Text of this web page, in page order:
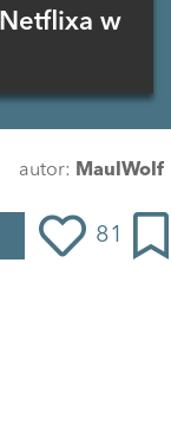
w
autor: MaulWolf
81